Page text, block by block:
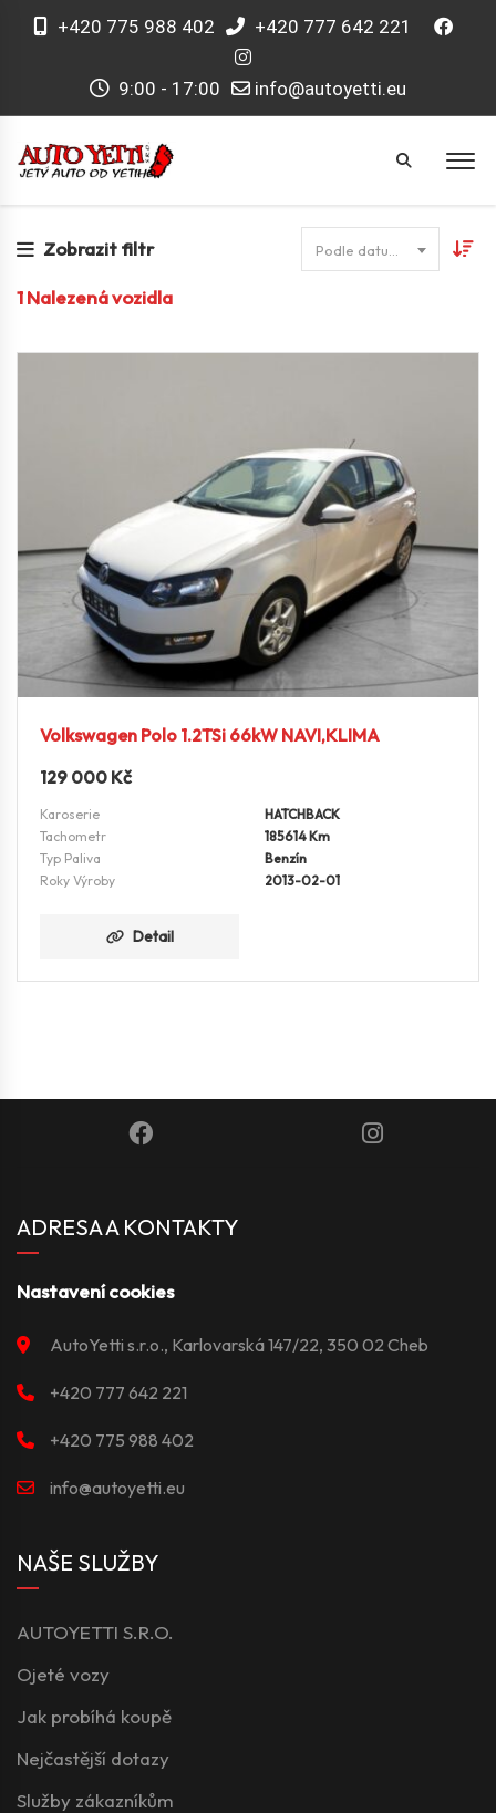
+420 775 988 402 +420 777 642 221
9:00 - 17:00 info@autoyetti.eu
Zobrazit filtr
1Nalezená vozidla
Volkswagen Polo 1.2TSi 66kW NAVI,KLIMA
129 000 Kč
Karoserie
HATCHBACK
Tachometr
185614 Km
Typ Paliva
Benzín
Roky Výroby
2013-02-01
Detail
ADRESA A KONTAKTY
Nastavení cookies
AutoYetti s.r.o., Karlovarská 147/22, 350 02 Cheb
+420 777 642 221
+420 775 988 402
info@autoyetti.eu
NAŠE SLUŽBY
AUTOYETTI S.R.O.
Ojeté vozy
Jak probíhá koupě
Nejčastější dotazy
Služby zákazníkům